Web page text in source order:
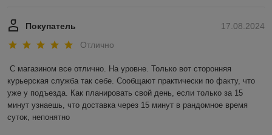
17.08.2024
Покупатель
Отлично
С магазином все отлично. На уровне. Только вот сторонняя
курьерская служба так себе. Сообщают практически по факту, что
уже у подъезда. Как планировать свой день, если только за 15
минут узнаешь, что доставка через 15 минут в рандомное время
суток, непонятно